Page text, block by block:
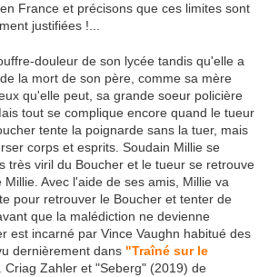
France et précisons que ces limites sont
justifiées !...
douleur de son lycée tandis qu'elle a
la mort de son père, comme sa mère
qu'elle peut, sa grande soeur policière
tout se complique encore quand le tueur
tente la poignarde sans la tuer, mais
corps et esprits. Soudain Millie se
très viril du Boucher et le tueur se retrouve
Avec l'aide de ses amis, Millie va
pour retrouver le Boucher et tenter de
que la malédiction ne devienne
est incarné par Vince Vaughn habitué des
dernièrement dans "Traîné sur le
Criag Zahler et "Seberg" (2019) de